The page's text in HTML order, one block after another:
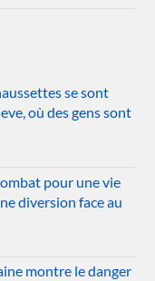
se sont
où des gens sont
pour une vie
diversion face au
montre le danger